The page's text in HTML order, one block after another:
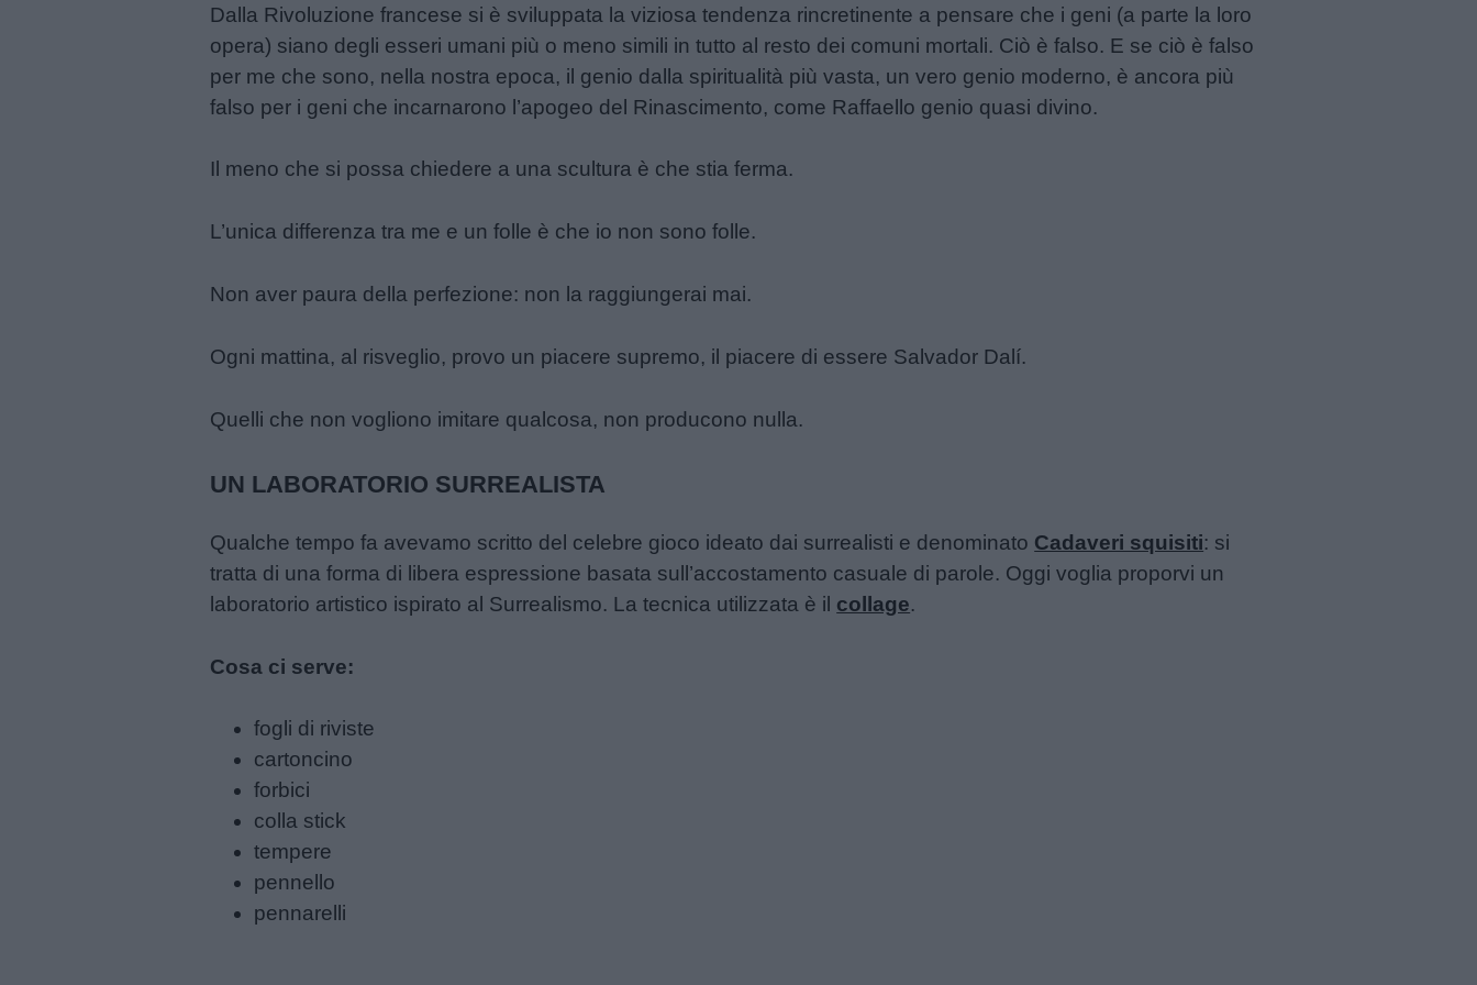
Dalla Rivoluzione francese si è sviluppata la viziosa tendenza rincretinente a pensare che i geni (a parte la loro
opera) siano degli esseri umani più o meno simili in tutto al resto dei comuni mortali. Ciò è falso. E se ciò è falso
per me che sono, nella nostra epoca, il genio dalla spiritualità più vasta, un vero genio moderno, è ancora più
falso per i geni che incarnarono l’apogeo del Rinascimento, come Raffaello genio quasi divino.
Il meno che si possa chiedere a una scultura è che stia ferma.
L’unica differenza tra me e un folle è che io non sono folle.
Non aver paura della perfezione: non la raggiungerai mai.
Ogni mattina, al risveglio, provo un piacere supremo, il piacere di essere Salvador Dalí.
Quelli che non vogliono imitare qualcosa, non producono nulla.
UN LABORATORIO SURREALISTA
Qualche tempo fa avevamo scritto del celebre gioco ideato dai surrealisti e denominato Cadaveri squisiti: si
tratta di una forma di libera espressione basata sull’accostamento casuale di parole. Oggi voglia proporvi un
laboratorio artistico ispirato al Surrealismo. La tecnica utilizzata è il collage.
Cosa ci serve:
fogli di riviste
cartoncino
forbici
colla stick
tempere
pennello
pennarelli